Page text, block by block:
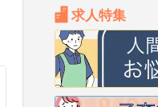
求人特集